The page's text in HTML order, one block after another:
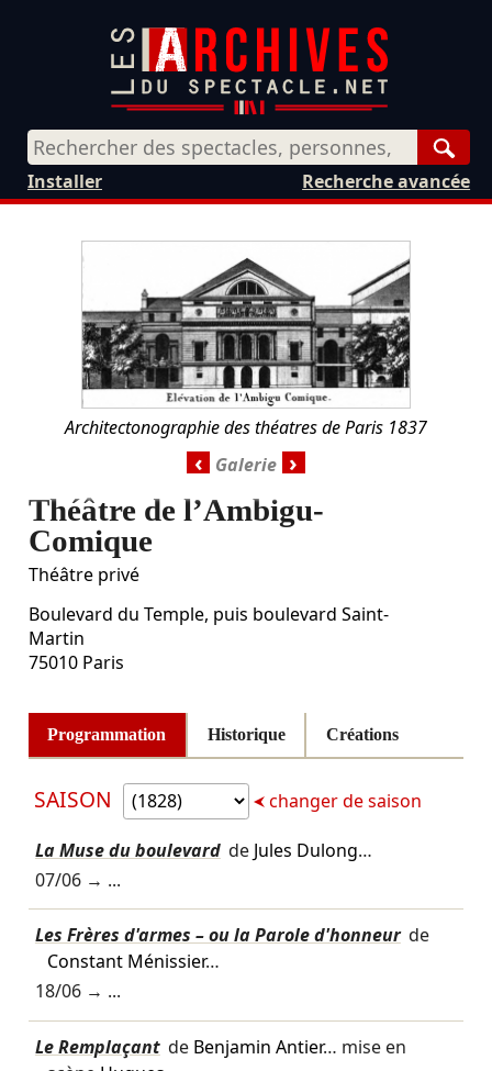
Recherche avancée
Installer
Architectonographie des théatres de Paris 1837
‹ ›
Théâtre de l’Ambigu-
Comique
Théâtre privé
Boulevard du Temple, puis boulevard Saint-
Martin
75010 Paris
Programmation Historique Créations
SAISON changer de saison
La Muse du boulevard de Jules Dulong…
07/06→ ...
Les Frères d'armes – ou la Parole d'honneur de
Constant Ménissier…
18/06→ ...
Le Remplaçant de Benjamin Antier… mise en